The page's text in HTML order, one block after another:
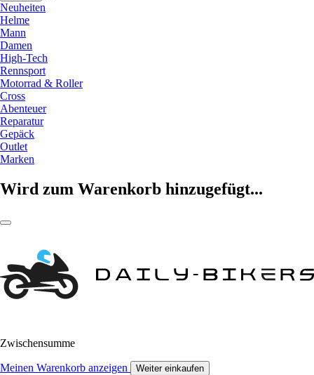
Neuheiten
Helme
Mann
Damen
High-Tech
Rennsport
Motorrad & Roller
Cross
Abenteuer
Reparatur
Gepäck
Outlet
Marken
Wird zum Warenkorb hinzugefügt...
Zwischensumme
Meinen Warenkorb anzeigen Weiter einkaufen